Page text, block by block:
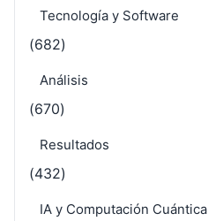
Tecnología y Software
(682)
Análisis
(670)
Resultados
(432)
IA y Computación Cuántica